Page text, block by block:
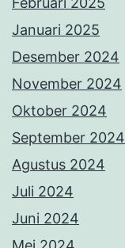
Januari 2025
Desember 2024
November 2024
Oktober 2024
September 2024
Agustus 2024
Juli 2024
Juni 2024